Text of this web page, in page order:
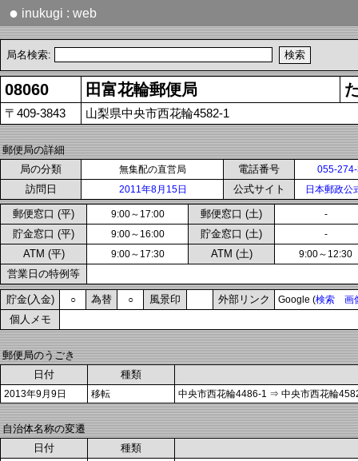
● inukugi : web
局名検索:
08060 田富花輪郵便局
〒409-3843 山梨県中央市西花輪4582-1
郵便局の詳細
局の分類
無集配の直営局 電話番号 055-
訪問日 2011年8月15日 公式サイト 日本郵政公
郵便窓口 (平) 9:00～17:00 郵便窓口 (土) -
貯金窓口 (平) 9:00～16:00 貯金窓口 (土) -
ATM (平) 9:00～17:30 ATM (土) 9:00～12:30
営業日の特例等
貯金(入金) ○ 為替 ○ 風景印 外部リンク Google (検索 画
個人メモ
郵便局のうごき
日付
種類
2013年9月9日 移転 中央市西花輪4486-1 ⇒ 中央市西花輪
自治体名称の変遷
日付
種類